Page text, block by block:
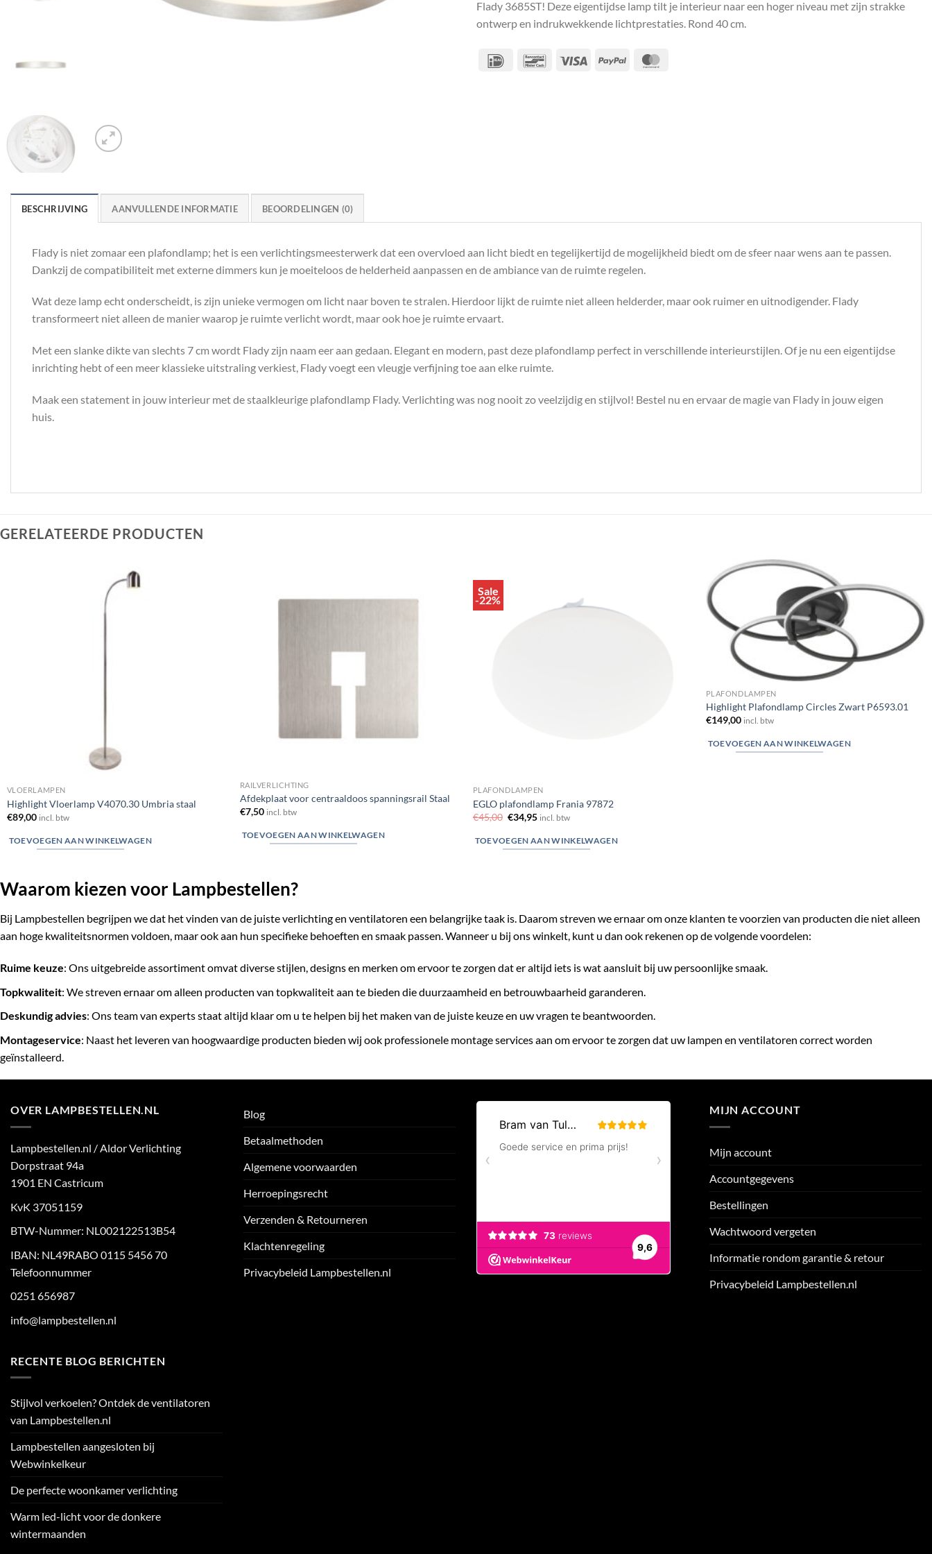
Flady 3685ST! Deze eigentijdse lamp tilt je interieur naar een hoger niveau met zijn strakke
ontwerp en indrukwekkende lichtprestaties. Rond 40 cm.
IDeal Bancontact
Visa PayPal
BESCHRIJVING AANVULLENDE INFORMATIE BEOORDELINGEN (0)
Flady is niet zomaar een plafondlamp; het is een verlichtingsmeesterwerk dat een overvloed aan licht biedt en tegelijkertijd de mogelijkheid biedt om de sfeer naar wens aan te passen.
Dankzij de compatibiliteit met externe dimmers kun je moeiteloos de helderheid aanpassen en de ambiance van de ruimte regelen.
Wat deze lamp echt onderscheidt, is zijn unieke vermogen om licht naar boven te stralen. Hierdoor lijkt de ruimte niet alleen helderder, maar ook ruimer en uitnodigender. Flady
transformeert niet alleen de manier waarop je ruimte verlicht wordt, maar ook hoe je ruimte ervaart.
Met een slanke dikte van slechts 7 cm wordt Flady zijn naam eer aan gedaan. Elegant en modern, past deze plafondlamp perfect in verschillende interieurstijlen. Of je nu een eigentijdse
inrichting hebt of een meer klassieke uitstraling verkiest, Flady voegt een vleugje verfijning toe aan elke ruimte.
Maak een statement in jouw interieur met de staalkleurige plafondlamp Flady. Verlichting was nog nooit zo veelzijdig en stijlvol! Bestel nu en ervaar de magie van Flady in jouw eigen
huis.
GERELATEERDE PRODUCTEN
VLOERLAMPEN
Highlight Vloerlamp V4070.30 Umbria staal
€89,00 incl. btw
TOEVOEGEN AAN WINKELWAGEN
Toevoegen
RAILVERLICHTING
Afdekplaat voor centraaldoos spanningsrail Staal
€7,50 incl. btw
TOEVOEGEN AAN WINKELWAGEN
Sale
-22%
PLAFONDLAMPEN
EGLO plafondlamp Frania 97872
€45,00 Oorspronkelijke
prijs
was:
€45,00.
€34,95Huidige
is:
€34,95.
incl. btw
TOEVOEGEN AAN WINKELWAGEN
Toevoegen
PLAFONDLAMPEN
Highlight Plafondlamp Circles Zwart P6593.01
€149,00 incl. btw
TOEVOEGEN AAN WINKELWAGEN
Waarom kiezen voor Lampbestellen?
Bij Lampbestellen begrijpen we dat het vinden van de juiste verlichting en ventilatoren een belangrijke taak is. Daarom streven we ernaar om onze klanten te voorzien van producten die niet alleen
aan hoge kwaliteitsnormen voldoen, maar ook aan hun specifieke behoeften en smaak passen. Wanneer u bij ons winkelt, kunt u dan ook rekenen op de volgende voordelen:
Ruime keuze: Ons uitgebreide assortiment omvat diverse stijlen, designs en merken om ervoor te zorgen dat er altijd iets is wat aansluit bij uw persoonlijke smaak.
Topkwaliteit: We streven ernaar om alleen producten van topkwaliteit aan te bieden die duurzaamheid en betrouwbaarheid garanderen.
Deskundig advies: Ons team van experts staat altijd klaar om u te helpen bij het maken van de juiste keuze en uw vragen te beantwoorden.
Montageservice: Naast het leveren van hoogwaardige producten bieden wij ook professionele montage services aan om ervoor te zorgen dat uw lampen en ventilatoren correct worden
geïnstalleerd.
OVER LAMPBESTELLEN.NL
Lampbestellen.nl / Aldor Verlichting
Dorpstraat 94a
1901 EN Castricum
KvK 37051159
BTW-Nummer: NL002122513B54
IBAN: NL49RABO 0115 5456 70
Telefoonnummer
0251 656987
info@lampbestellen.nl
Blog
Betaalmethoden
Algemene voorwaarden
Herroepingsrecht
Verzenden & Retourneren
Klachtenregeling
Privacybeleid Lampbestellen.nl
MIJN ACCOUNT
Mijn account
Accountgegevens
Bestellingen
Wachtwoord vergeten
Informatie rondom garantie & retour
Privacybeleid Lampbestellen.nl
RECENTE BLOG BERICHTEN
Stijlvol verkoelen? Ontdek de ventilatoren
van Lampbestellen.nl
Lampbestellen aangesloten bij
Webwinkelkeur
De perfecte woonkamer verlichting
Warm led-licht voor de donkere
wintermaanden